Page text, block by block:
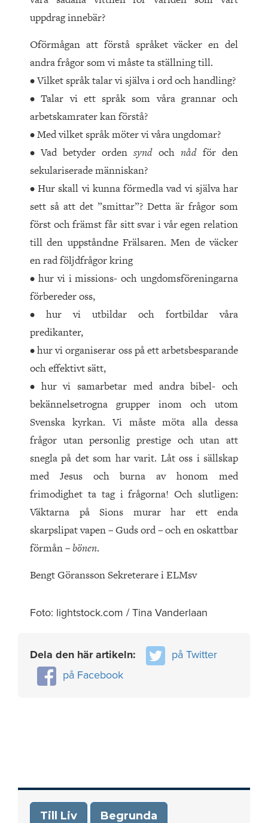
uppdrag innebär?
Oförmågan att förstå språket väcker en del
andra frågor som vi måste ta ställning till.
• Vilket språk talar vi själva i ord och handling?
• Talar vi ett språk som våra grannar och
arbetskamrater kan förstå?
• Med vilket språk möter vi våra ungdomar?
• Vad betyder orden synd och nåd för den
sekulariserade människan?
• Hur skall vi kunna förmedla vad vi själva har
sett så att det ”smittar”? Detta är frågor som
först och främst får sitt svar i vår egen relation
till den uppståndne Frälsaren. Men de väcker
en rad följdfrågor kring
• hur vi i missions- och ungdomsföreningarna
förbereder oss,
• hur vi utbildar och fortbildar våra
predikanter,
• hur vi organiserar oss på ett arbetsbesparande
och effektivt sätt,
• hur vi samarbetar med andra bibel- och
bekännelsetrogna grupper inom och utom
Svenska kyrkan. Vi måste möta alla dessa
frågor utan personlig prestige och utan att
snegla på det som har varit. Låt oss i sällskap
med Jesus och burna av honom med
frimodighet ta tag i frågorna! Och slutligen:
Väktarna på Sions murar har ett enda
skarpslipat vapen – Guds ord – och en oskattbar
förmån –bönen.
Bengt Göransson Sekreterare i ELMsv
Foto: lightstock.com / Tina Vanderlaan
Dela den här artikeln:
på Twitter
på Facebook
Till Liv Begrunda